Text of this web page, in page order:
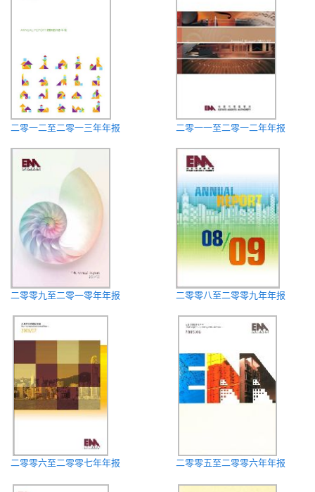
二零一二至二零一三年年报 二零一一至二零一二年年报
二零零九至二零一零年年报 二零零八至二零零九年年报
二零零六至二零零七年年报 二零零五至二零零六年年报